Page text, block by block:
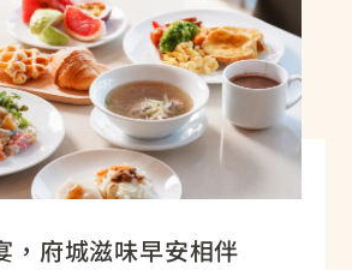
，府城滋味早安相伴